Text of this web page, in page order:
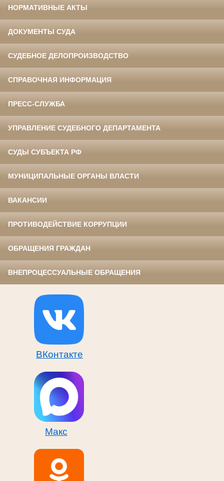
НОРМАТИВНЫЕ АКТЫ
ДОКУМЕНТЫ СУДА
СУДЕБНОЕ ДЕЛОПРОИЗВОДСТВО
СПРАВОЧНАЯ ИНФОРМАЦИЯ
ПРЕСС-СЛУЖБА
УПРАВЛЕНИЕ СУДЕБНОГО ДЕПАРТАМЕНТА
СУДЫ СУБЪЕКТА РФ
МУНИЦИПАЛЬНЫЕ ОРГАНЫ ВЛАСТИ
ВАКАНСИИ
ПРОТИВОДЕЙСТВИЕ КОРРУПЦИИ
ОБРАЩЕНИЯ ГРАЖДАН
ВНЕПРОЦЕССУАЛЬНЫЕ ОБРАЩЕНИЯ
ВКонтакте
Макс